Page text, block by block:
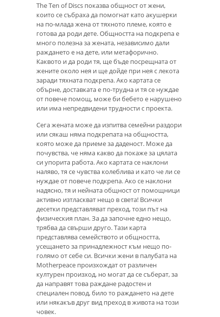
The Ten of Discs показва общност от жени,
които се събраха да помогнат като акушерки
на по-млада жена от тяхното племе, която е
готова да роди дете. Общността на подкрепа е
много полезна за жената, независимо дали
раждането е на дете, или метафорично.
Каквото и да роди тя, ще бъде посрещната от
жените около нея и ще дойде при нея с лекота
заради тяхната подкрепа. Ако картата се
обърне, доставката е по-трудна и тя се нуждае
от повече помощ, може би бебето е нарушено
или има непредвидени трудности с проекта.
Сега жената може да изпитва семейни раздори
или сякаш няма подкрепата на общността,
която може да приеме за даденост. Може да
почувства, че няма какво да покаже за цялата
си упорита работа. Ако картата се наклони
наляво, тя се чувства колеблива и като че ли се
нуждае от повече подкрепа. Ако се наклони
надясно, тя и нейната общност от помощници
активно изтласкват нещо в света! Всички
десетки представляват преход, този път на
физическия план. За да започне едно нещо,
трябва да свърши друго. Тази карта
представлява семейството и общността,
усещането за принадлежност към нещо по-
голямо от себе си. Всички жени в палубата на
Motherpeace произхождат от различен
културен произход, но могат да се съберат, за
да направят това раждане радостен и
специален повод, било то раждането на дете
или някакъв друг вид преход в живота на този
човек.